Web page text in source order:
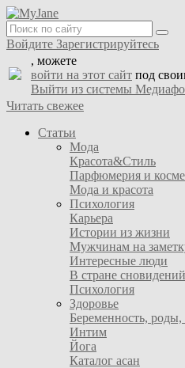
Войдите Зарегистрируйтесь
, можете
войти на этот сайт под
Выйти из системы
Читать свежее
Статьи
Мода
Красота&Стиль
Парфюмерия и
Мода и красота
Психология
Карьера
Истории из жизни
Мужчинам на
Интересные люди
В стране сновидений
Психология
Здоровье
Беременность, роды,
Интим
Йога
Каталог асан